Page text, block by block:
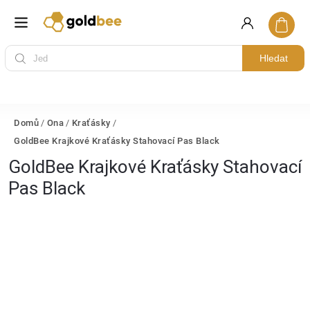
Hledat
Domů / Ona / Kraťásky /
GoldBee Krajkové Kraťásky Stahovací Pas Black
GoldBee Krajkové Kraťásky Stahovací
Pas Black